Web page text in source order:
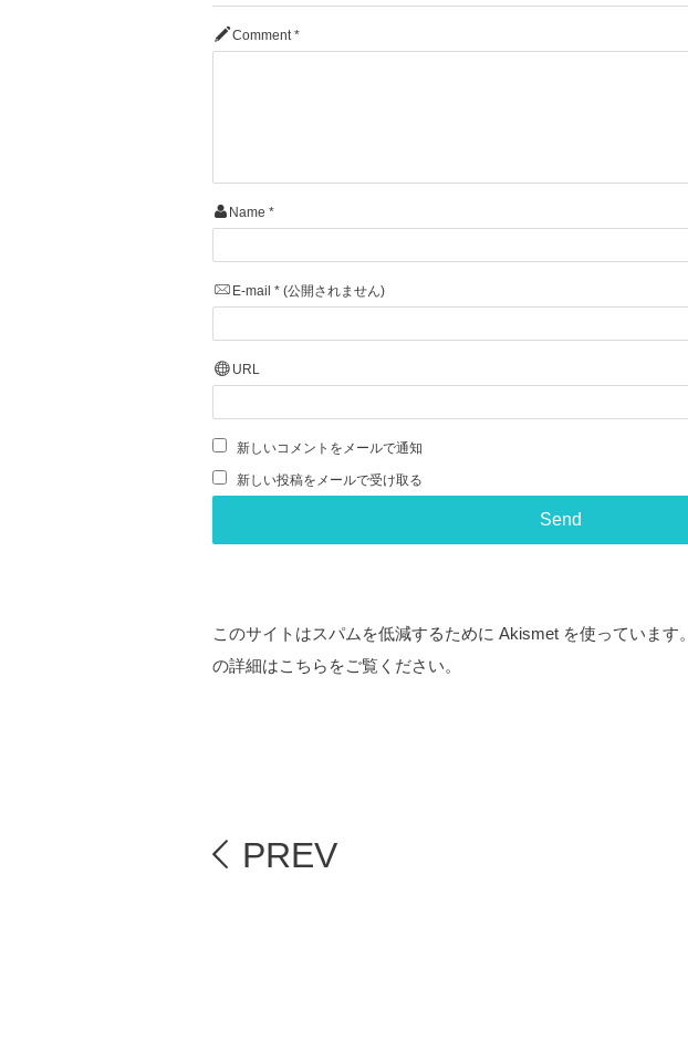
Comment *
Name *
E-mail * (公開されません)
URL
新しいコメントをメールで通知
新しい投稿をメールで受け取る
このサイトはスパムを低減するために Akismet を使っています。
の詳細はこちらをご覧ください。
PREV